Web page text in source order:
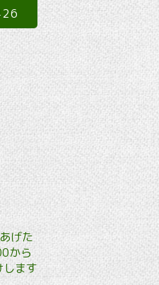
げた
から
ます